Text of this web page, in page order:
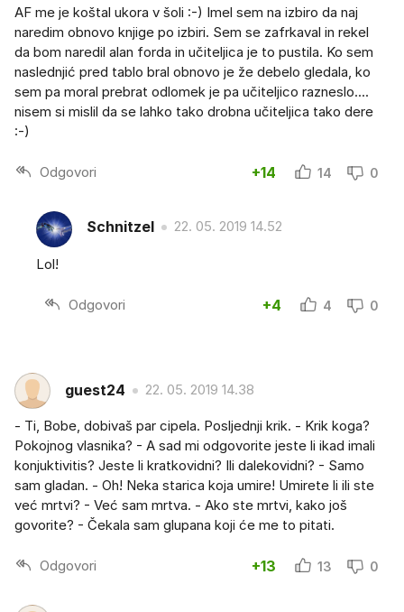
AF me je koštal ukora v šoli :-) Imel sem na izbiro da naj
naredim obnovo knjige po izbiri. Sem se zafrkaval in rekel
da bom naredil alan forda in učiteljica je to pustila. Ko sem
naslednjić pred tablo bral obnovo je že debelo gledala, ko
sem pa moral prebrat odlomek je pa učiteljico razneslo....
nisem si mislil da se lahko tako drobna učiteljica tako dere
:-)
Odgovori +14 14 0
Schnitzel 22. 05. 2019 14.52
Lol!
Odgovori +4 4 0
guest24 22. 05. 2019 14.38
- Ti, Bobe, dobivaš par cipela. Posljednji krik. - Krik koga?
Pokojnog vlasnika? - A sad mi odgovorite jeste li ikad imali
konjuktivitis? Jeste li kratkovidni? Ili dalekovidni? - Samo
sam gladan. - Oh! Neka starica koja umire! Umirete li ili ste
već mrtvi? - Već sam mrtva. - Ako ste mrtvi, kako još
govorite? - Čekala sam glupana koji će me to pitati.
Odgovori +13 13 0